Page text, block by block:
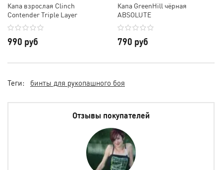
Капа взрослая Clinch
Contender Triple Layer
Mouthguard
990 руб
Капа GreenHill чёрная
ABSOLUTE
790 руб
Теги: бинты для рукопашного боя
Отзывы покупателей